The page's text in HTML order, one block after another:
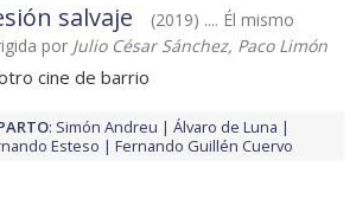
salvaje
(2019) .... Él mismo
por Julio César Sánchez, Paco Limón
cine de barrio
: Simón Andreu
Álvaro de Luna
Esteso
Fernando Guillén Cuervo